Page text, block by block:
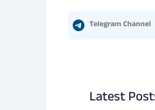
Telegram Channel
Latest